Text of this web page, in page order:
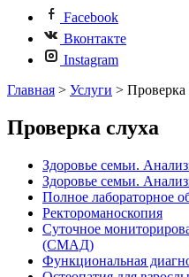
Facebook
Вконтакте
Instagram
Главная > Услуги > Проверка
Проверка слуха
Здоровье семьи.
Здоровье семьи.
Полное лабораторное
Ректороманоскопия
Суточное
(СМАД)
Функциональная